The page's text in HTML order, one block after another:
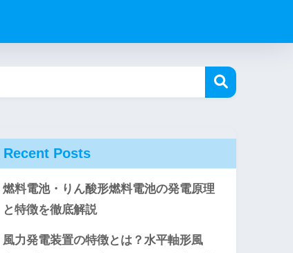
Recent Posts
燃料電池・りん酸形燃料電池の発電原理
と特徴を徹底解説
風力発電装置の特徴とは？水平軸形風